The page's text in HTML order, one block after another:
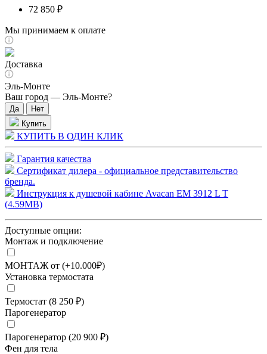
72 850 ₽
Мы принимаем к оплате
Доставка
Эль-Монте
Ваш город — Эль-Монте?
Купить
КУПИТЬ В ОДИН КЛИК
Гарантия качества
Сертификат дилера - официальное представительство
бренда.
Инструкция к душевой кабине Avacan EM 3912 L T
(4.59MB)
Доступные опции:
Монтаж и подключение
МОНТАЖ от (+10.000₽)
Установка термостата
Термостат (8 250 ₽)
Парогенератор
Парогенератор (20 900 ₽)
Фен для тела